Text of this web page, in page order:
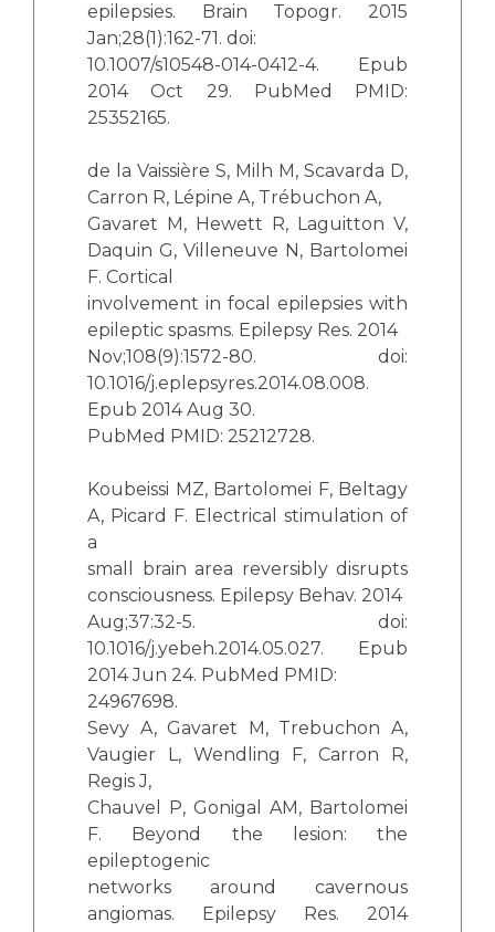
epilepsies. Brain Topogr. 2015
Jan;28(1):162-71. doi:
10.1007/s10548-014-0412-4. Epub
2014 Oct 29. PubMed PMID:
25352165.
de la Vaissière S, Milh M, Scavarda D,
Carron R, Lépine A, Trébuchon A,
Gavaret M, Hewett R, Laguitton V,
Daquin G, Villeneuve N, Bartolomei
F. Cortical
involvement in focal epilepsies with
epileptic spasms. Epilepsy Res. 2014
Nov;108(9):1572-80. doi:
10.1016/j.eplepsyres.2014.08.008.
Epub 2014 Aug 30.
PubMed PMID: 25212728.
Koubeissi MZ, Bartolomei F, Beltagy
A, Picard F. Electrical stimulation of
a
small brain area reversibly disrupts
consciousness. Epilepsy Behav. 2014
Aug;37:32-5. doi:
10.1016/j.yebeh.2014.05.027. Epub
2014 Jun 24. PubMed PMID:
24967698.
Sevy A, Gavaret M, Trebuchon A,
Vaugier L, Wendling F, Carron R,
Regis J,
Chauvel P, Gonigal AM, Bartolomei
F. Beyond the lesion: the
epileptogenic
networks around cavernous
angiomas. Epilepsy Res. 2014